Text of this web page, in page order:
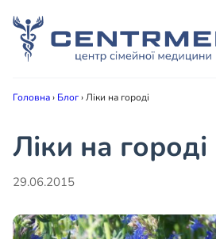
Головна› Блог›Ліки на городі
Ліки на городі
29.06.2015